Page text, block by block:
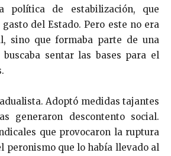
política de estabilización, que
del Estado. Pero este no era
sino que formaba parte de una
sentar las bases para el
Adoptó medidas tajantes
generaron descontento social.
que provocaron la ruptura
peronismo que lo había llevado al